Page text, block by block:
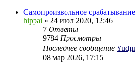
Самопроизвольное
hippai » 24 июл 2020, 12:46
7 Ответы
9784 Просмотры
Последнее сообщение
08 мар 2026, 17:15